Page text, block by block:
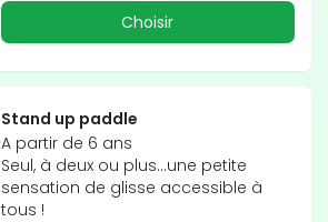
Choisir
Stand up paddle
A partir de 6 ans
Seul, à deux ou plus...une petite
sensation de glisse accessible à
tous !